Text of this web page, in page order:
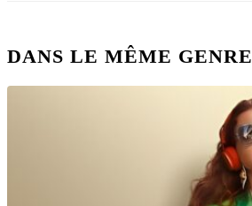
DANS LE MÊME GENRE